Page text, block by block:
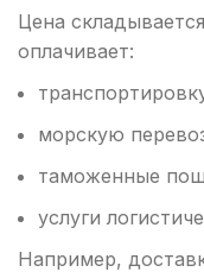
Цена
оплачивает:
морскую
таможенные
услуги
Например,